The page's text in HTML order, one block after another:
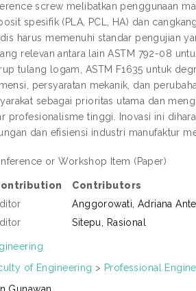
screw melibatkan penggunaan
spesifik (PLA, PCL, HA) dan
harus memenuhi standar pengujian
relevan antara lain ASTM 792-08
tulang logam, ASTM F1635 untuk
persyaratan mekanik, dan
sebagai prioritas utama dan
profesionalisme tinggi. Inovasi ini
dan efisiensi industri manufaktur
or Workshop Item (Paper)
Contributors
Anggorowati, Adriana
Sitepu, Rasional
of Engineering > Professional